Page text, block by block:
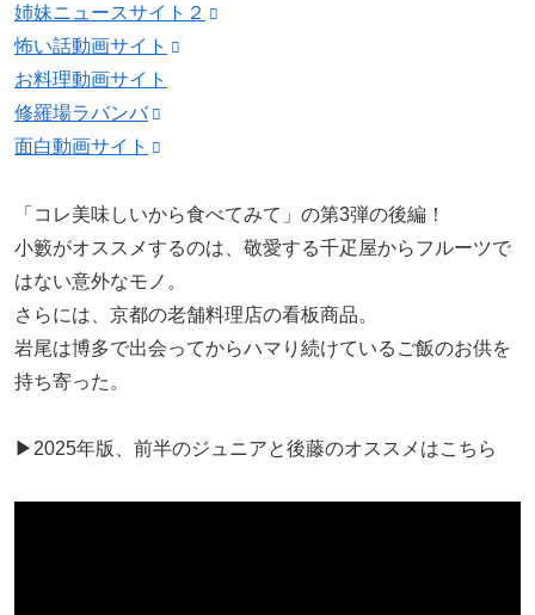
姉妹ニュースサイト２
怖い話動画サイト
お料理動画サイト
修羅場ラバンバ
面白動画サイト
「コレ美味しいから食べてみて」の第3弾の後編！
小籔がオススメするのは、敬愛する千疋屋からフルーツで
はない意外なモノ。
さらには、京都の老舗料理店の看板商品。
岩尾は博多で出会ってからハマり続けているご飯のお供を
持ち寄った。
▶︎2025年版、前半のジュニアと後藤のオススメはこちら